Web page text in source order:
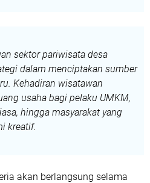
sektor pariwisata desa
dalam menciptakan sumber
Kehadiran wisatawan
usaha bagi pelaku UMKM,
hingga masyarakat yang
kreatif.
akan berlangsung selama